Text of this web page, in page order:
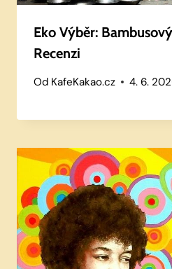
Eko Výběr:
Recenzi
Od KafeKakao.cz 4. 6.